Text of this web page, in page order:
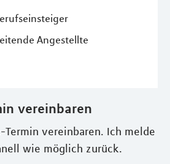
Angestellte
vereinbaren
vereinbaren. Ich melde
wie möglich zurück.